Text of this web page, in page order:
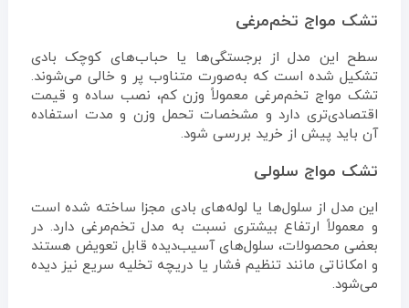
تشک مواج تخم‌مرغی
سطح این مدل از برجستگی‌ها یا حباب‌های کوچک بادی
تشکیل شده است که به‌صورت متناوب پر و خالی می‌شوند.
تشک مواج تخم‌مرغی معمولاً وزن کم، نصب ساده و قیمت
اقتصادی‌تری دارد و مشخصات تحمل وزن و مدت استفاده
آن باید پیش از خرید بررسی شود.
تشک مواج سلولی
این مدل از سلول‌ها یا لوله‌های بادی مجزا ساخته شده است
و معمولاً ارتفاع بیشتری نسبت به مدل تخم‌مرغی دارد. در
بعضی محصولات، سلول‌های آسیب‌دیده قابل تعویض هستند
و امکاناتی مانند تنظیم فشار یا دریچه تخلیه سریع نیز دیده
می‌شود.